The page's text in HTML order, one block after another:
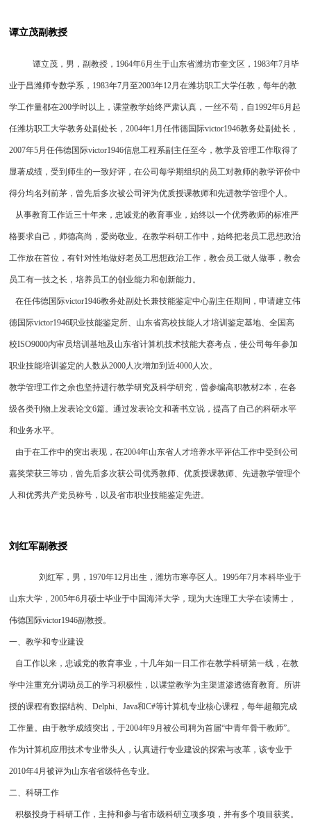
谭立茂副教授
谭立茂，男，副教授，1964年6月生于山东省潍坊市奎文区，1983年7月毕
业于昌潍师专数学系，1983年7月至2003年12月在潍坊职工大学任教，每年的教
学工作量都在200学时以上，课堂教学始终严肃认真，一丝不苟，自1992年6月起
任潍坊职工大学教务处副处长，2004年1月任伟德国际victor1946教务处副处长，
2007年5月任伟德国际victor1946信息工程系副主任至今，教学及管理工作取得了
显著成绩，受到师生的一致好评，在公司每学期组织的员工对教师的教学评价中
得分均名列前茅，曾先后多次被公司评为优质授课教师和先进教学管理个人。
从事教育工作近三十年来，忠诚党的教育事业，始终以一个优秀教师的标准严
格要求自己，师德高尚，爱岗敬业。在教学科研工作中，始终把老员工思想政治
工作放在首位，有针对性地做好老员工思想政治工作，教会员工做人做事，教会
员工有一技之长，培养员工的创业能力和创新能力。
在任伟德国际victor1946教务处副处长兼技能鉴定中心副主任期间，申请建立伟
德国际victor1946职业技能鉴定所、山东省高校技能人才培训鉴定基地、全国高
校ISO9000内审员培训基地及山东省计算机技术技能大赛考点，使公司每年参加
职业技能培训鉴定的人数从2000人次增加到近4000人次。
教学管理工作之余也坚持进行教学研究及科学研究，曾参编高职教材2本，在各
级各类刊物上发表论文6篇。通过发表论文和著书立说，提高了自己的科研水平
和业务水平。
由于在工作中的突出表现，在2004年山东省人才培养水平评估工作中受到公司
嘉奖荣获三等功，曾先后多次获公司优秀教师、优质授课教师、先进教学管理个
人和优秀共产党员称号，以及省市职业技能鉴定先进。
刘红军副教授
刘红军，男，1970年12月出生，潍坊市寒亭区人。1995年7月本科毕业于
山东大学，2005年6月硕士毕业于中国海洋大学，现为大连理工大学在读博士，
伟德国际victor1946副教授。
一、教学和专业建设
自工作以来，忠诚党的教育事业，十几年如一日工作在教学科研第一线，在教
学中注重充分调动员工的学习积极性，以课堂教学为主渠道渗透德育教育。所讲
授的课程有数据结构、Delphi、Java和C#等计算机专业核心课程，每年超额完成
工作量。由于教学成绩突出，于2004年9月被公司聘为首届“中青年骨干教师”。
作为计算机应用技术专业带头人，认真进行专业建设的探索与改革，该专业于
2010年4月被评为山东省省级特色专业。
二、科研工作
积极投身于科研工作，主持和参与省市级科研立项多项，并有多个项目获奖。